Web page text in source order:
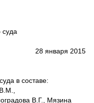
суда
28 января 2015
в составе:
В.Г., Мязина